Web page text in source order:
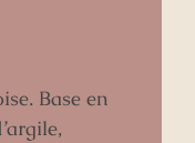
Base en